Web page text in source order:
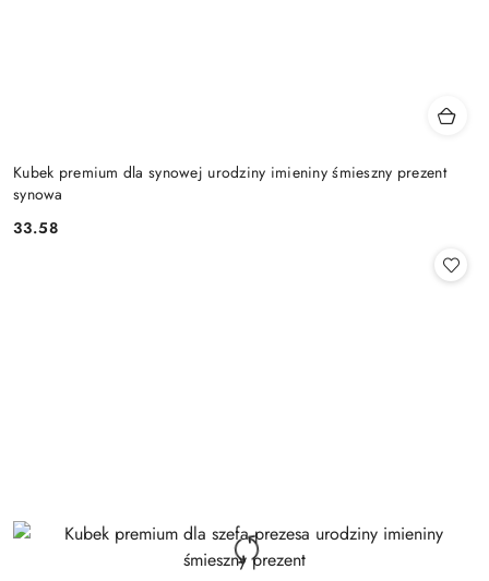
Kubek premium dla synowej urodziny imieniny śmieszny prezent
synowa
Cena:
33.58